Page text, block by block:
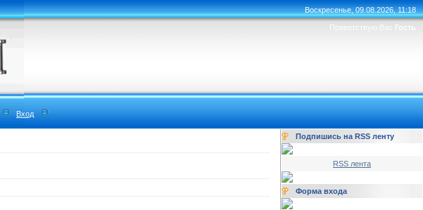
Воскресенье, 09.08.2026, 11:18
Приветствую Вас Гость
Вход
Подпишись на RSS ленту
RSS лента
Форма входа